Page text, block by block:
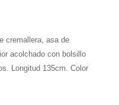
cremallera, asa de
acolchado con bolsillo
Longitud 135cm. Color